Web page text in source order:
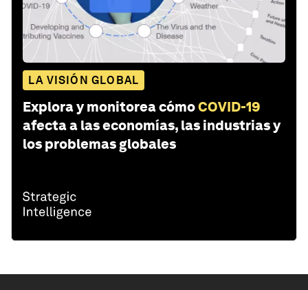
LA VISIÓN GLOBAL
Explora y monitorea cómoCOVID-19
afecta a las economías, las industrias y
los problemas globales